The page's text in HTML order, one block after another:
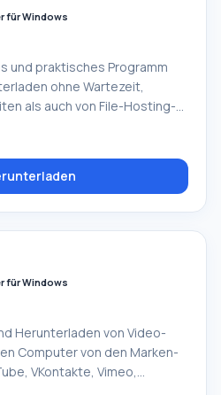
für Windows
und praktisches Programm
ohne Wartezeit,
als auch von File-Hosting-
Sie Dateien herunterladen und
hochladen. Das Programm
Download-Modus
Premium-Konten oder Gold,
Verbindungen
fa
für Windows
Herunterladen von Video-
Computer von den Marken-
VKontakte, Vimeo,